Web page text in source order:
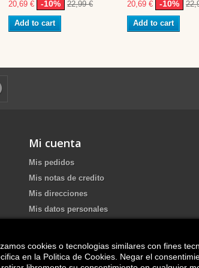
20,69 € -10% 22,99 €
Add to cart
20,69 € -10%
Add to cart
Mi cuenta
Mis pedidos
Mis notas de credito
Mis direcciones
Mis datos personales
Update your Cookie preferences
cookies o tecnologias similares con fines
en la Politica de Cookies. Negar el